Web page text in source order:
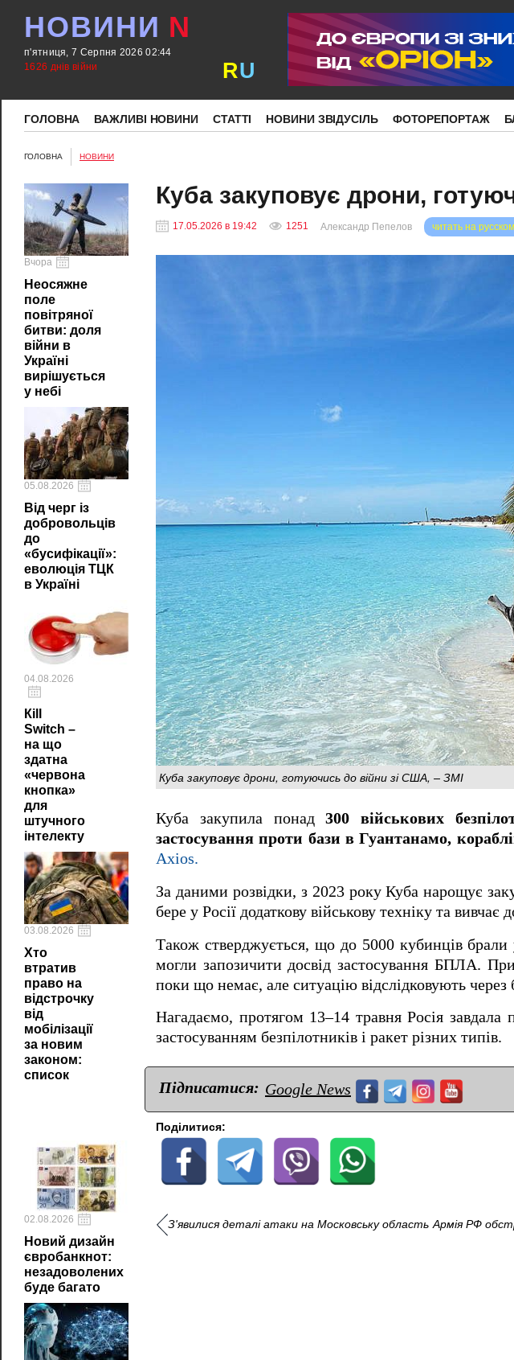
НОВИНИ N
п'ятниця, 7 Серпня 2026 02:44
1626 днів війни
RU
ГОЛОВНА ВАЖЛИВІ НОВИНИ СТАТТІ НОВИНИ ЗВІДУСІЛЬ ФОТОРЕПОРТАЖ
ГОЛОВНА НОВИНИ
Вчора
Неосяжне
поле
повітряної
битви: доля
війни в
Україні
вирішується
у небі
05.08.2026
Від черг із
добровольців
до
«бусифікації»:
еволюція ТЦК
в Україні
04.08.2026
Кill
Switch –
на що
здатна
«червона
кнопка»
для
штучного
інтелекту
03.08.2026
Хто
втратив
право на
відстрочку
від
мобілізації
за новим
законом:
список
02.08.2026
Новий дизайн
євробанкнот:
незадоволених
буде багато
Куба закуповує дрони,
17.05.2026 в 19:42 1251 читать на русском
Александр Пепелов
Куба закуповує дрони, готуючись до війни зі США, – ЗМІ
Куба закупила понад300 військових
застосування проти бази в Гуантанамо,
Axios.
За даними розвідки, з 2023 року Куба нарощує
бере у Росії додаткову військову техніку та вивчає
Також стверджується, що до 5000 кубинців брали
могли запозичити досвід застосування БПЛА.
поки що немає, але ситуацію відслідковують через
Нагадаємо, протягом 13–14 травня Росія завдала
застосуванням безпілотників і ракет різних типів.
Підписатися: Google News
Поділитися:
З'явилися деталі атаки на Московську область Армія РФ